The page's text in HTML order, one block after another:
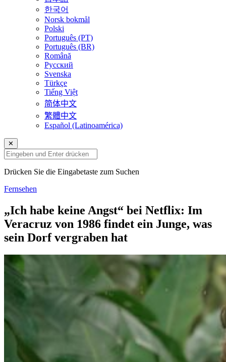
한국어
Norsk bokmål
Polski
Português (PT)
Português (BR)
Română
Русский
Svenska
Türkçe
Tiếng Việt
简体中文
繁體中文
Español (Latinoamérica)
✕
Drücken Sie die Eingabetaste zum Suchen
Fernsehen
„Ich habe keine Angst“ bei Netflix: Im
Veracruz von 1986 findet ein Junge, was
sein Dorf vergraben hat